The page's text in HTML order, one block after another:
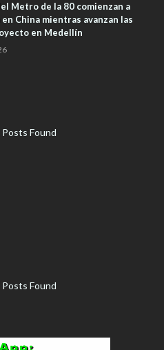
Metro de la 80 comienzan a
China mientras avanzan las
en Medellín
Found
Found